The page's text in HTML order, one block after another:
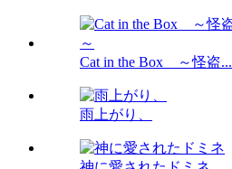
Cat in the Box ～怪盗...
雨上がり、